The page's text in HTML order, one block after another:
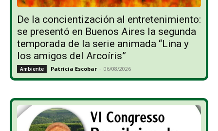
De la concientización al entretenimiento:
se presentó en Buenos Aires la segunda
temporada de la serie animada “Lina y
los amigos del Arcoíris”
Ambiente Patricia Escobar - 06/08/2026